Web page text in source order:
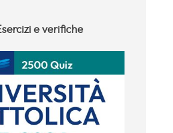
e verifiche